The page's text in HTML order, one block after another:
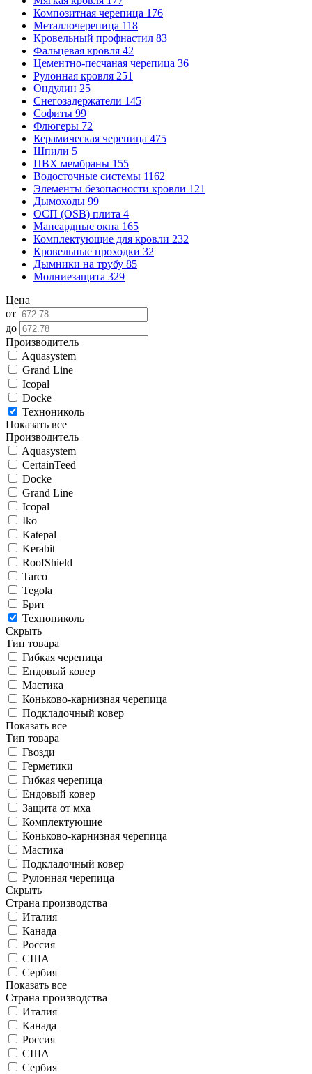
Композитная черепица 176
Металлочерепица 118
Кровельный профнастил 83
Фальцевая кровля 42
Цементно-песчаная черепица 36
Рулонная кровля 251
Ондулин 25
Снегозадержатели 145
Софиты 99
Флюгеры 72
Керамическая черепица 475
Шпили 5
ПВХ мембраны 155
Водосточные системы 1162
Элементы безопасности кровли 121
Дымоходы 99
ОСП (OSB) плита 4
Мансардные окна 165
Комплектующие для кровли 232
Кровельные проходки 32
Дымники на трубу 85
Молниезащита 329
Цена
от
до
Производитель
Aquasystem
Grand Line
Icopal
Docke
Технониколь
Показать все
Производитель
Aquasystem
CertainTeed
Docke
Grand Line
Icopal
Iko
Katepal
Kerabit
RoofShield
Tarco
Tegola
Брит
Технониколь
Скрыть
Тип товара
Гибкая черепица
Ендовый ковер
Мастика
Коньково-карнизная черепица
Подкладочный ковер
Показать все
Тип товара
Гвозди
Герметики
Гибкая черепица
Ендовый ковер
Защита от мха
Комплектующие
Коньково-карнизная черепица
Мастика
Подкладочный ковер
Рулонная черепица
Скрыть
Страна производства
Италия
Канада
Россия
США
Сербия
Показать все
Страна производства
Италия
Канада
Россия
США
Сербия